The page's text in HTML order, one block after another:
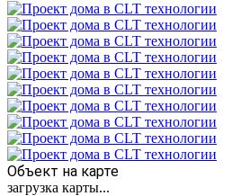
Объект на карте
загрузка карты...